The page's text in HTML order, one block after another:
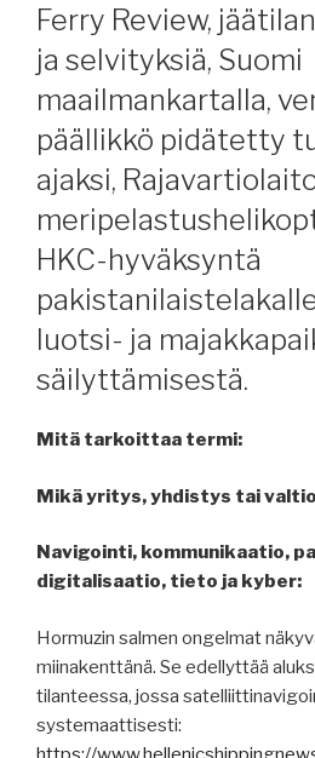
Ferry Review,
ja selvityksiä, Suomi
maailmankartalla,
päällikkö pidätetty
ajaksi,
HKC-hyväksyntä
luotsi- ja
säilyttämisestä.
Mitä tarkoittaa termi:
Mikä yritys, yhdistys tai
Navigointi, kommunikaatio,
digitalisaatio, tieto ja kyber:
Hormuzin salmen ongelmat
miinakenttänä. Se edellyttää
tilanteessa, jossa
systemaattisesti: